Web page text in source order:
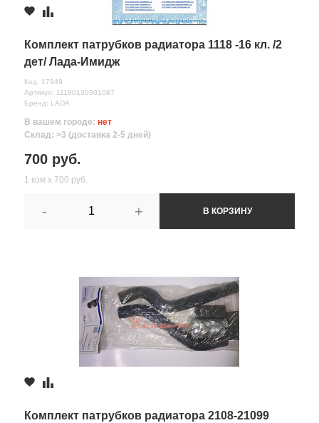
Комментарий
Комплект патрубков радиатора 1118 -16 кл. /2
дет/ Лада-Имидж
Код: 17949
Артикул: 11180130301087
Бренд: LADA
В вашем городе: нет
Склад: >3 (доставка 2-5 дней)
700 руб.
1 ком х 700 руб.
- + В КОРЗИНУ
Комплект патрубков радиатора 2108-21099